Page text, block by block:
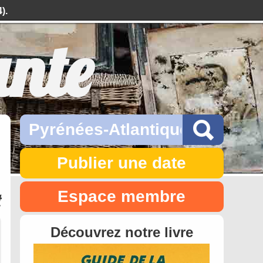
Publier une date
Espace membre
Découvrez notre livre